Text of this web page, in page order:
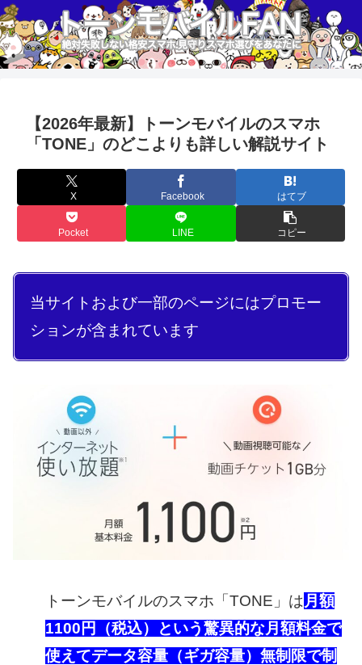
【2026年最新】トーンモバイルのスマホ
「TONE」のどこよりも詳しい解説サイト
X Facebook はてブ
Pocket LINE コピー
当サイトおよび一部のページにはプロモー
ションが含まれています
トーンモバイルのスマホ「TONE」は月額
1100円（税込）という驚異的な月額料金で
使えてデータ容量（ギガ容量）無制限で制